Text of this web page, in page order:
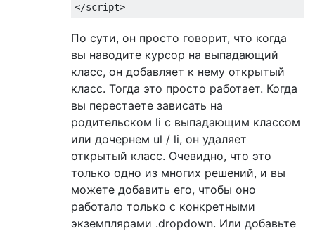
</script>
По сути, он просто говорит, что когда
вы наводите курсор на выпадающий
класс, он добавляет к нему открытый
класс. Тогда это просто работает. Когда
вы перестаете зависать на
родительском li с выпадающим классом
или дочернем ul / li, он удаляет
открытый класс. Очевидно, что это
только одно из многих решений, и вы
можете добавить его, чтобы оно
работало только с конкретными
экземплярами .dropdown. Или добавьте